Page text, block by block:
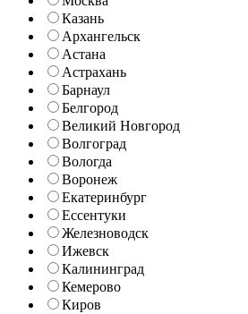
Казань
Архангельск
Астана
Астрахань
Барнаул
Белгород
Великий Новгород
Волгоград
Вологда
Воронеж
Екатеринбург
Ессентуки
Железноводск
Ижевск
Калининград
Кемерово
Киров